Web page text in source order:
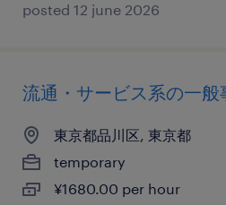
posted 12 june 2026
流通・サービス系の一般
東京都品川区, 東京都
temporary
¥1680.00 per hour